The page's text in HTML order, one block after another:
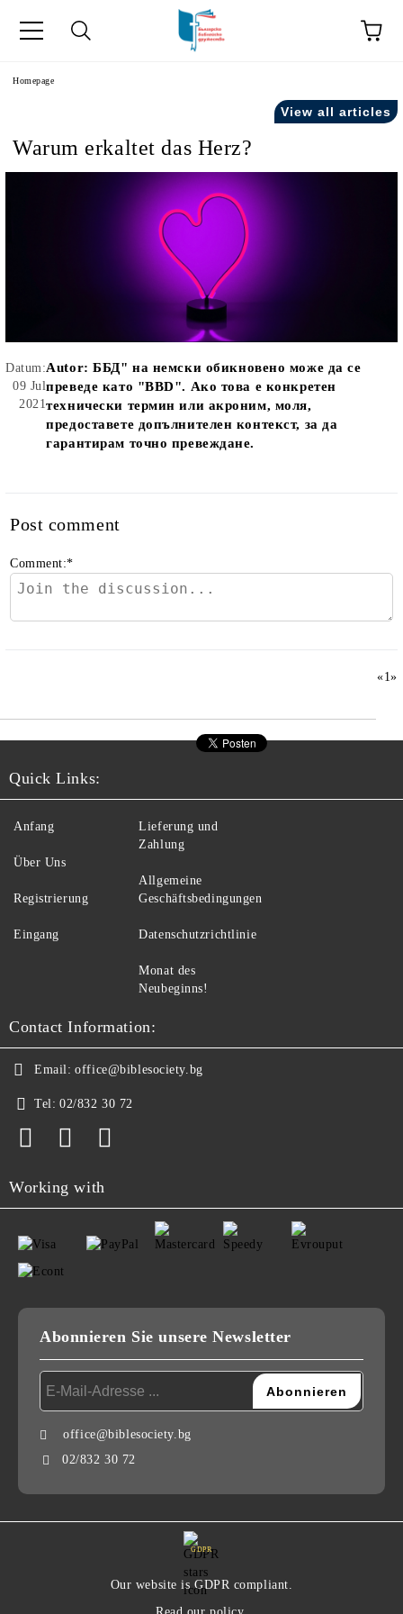
Homepage
View all articles
Warum erkaltet das Herz?
Datum:
09 Jul
2021
Autor: ББД" на немски обикновено може да се
преведе като "BBD". Ако това е конкретен
технически термин или акроним, моля,
предоставете допълнителен контекст, за да
гарантирам точно превеждане.
Post comment
Comment:*
«1»
Quick Links:
Anfang
Über Uns
Registrierung
Eingang
Lieferung und
Zahlung
Allgemeine
Geschäftsbedingungen
Datenschutzrichtlinie
Monat des
Neubeginns!
Contact Information:
Email: office@biblesociety.bg
Tel: 02/832 30 72
Working with
Abonnieren Sie unsere Newsletter
office@biblesociety.bg
02/832 30 72
GDPR
Our website is GDPR compliant.